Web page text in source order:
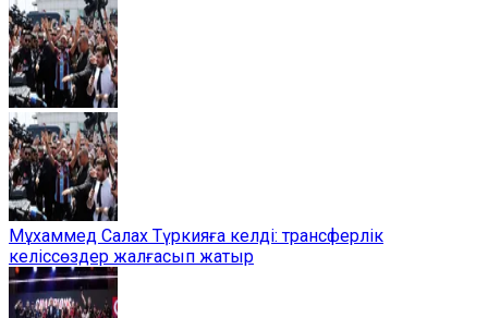
Мұхаммед Салах Түркияға келді: трансферлік
келіссөздер жалғасып жатыр